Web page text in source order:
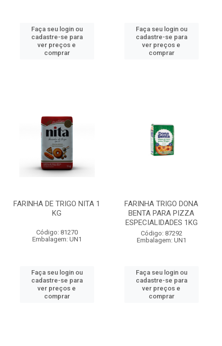
Faça seu login ou
cadastre-se para
ver preços e
comprar
Faça seu login ou
cadastre-se para
ver preços e
comprar
FARINHA DE TRIGO NITA 1
KG
Código: 81270
Embalagem: UN1
Faça seu login ou
cadastre-se para
ver preços e
comprar
FARINHA TRIGO DONA
BENTA PARA PIZZA
ESPECIALIDADES 1KG
Código: 87292
Embalagem: UN1
Faça seu login ou
cadastre-se para
ver preços e
comprar